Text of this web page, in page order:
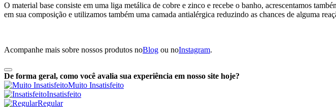
O material base consiste em uma liga metálica de cobre e zinco e recebe o banho, acrescentamos
em sua composição e utilizamos também uma camada antialérgica reduzindo as chances de alguma
Acompanhe mais sobre nossos produtos noBlog ou noInstagram.
De forma geral, como você avalia sua experiência em nosso site hoje?
Muito Insatisfeito
Insatisfeito
Regular